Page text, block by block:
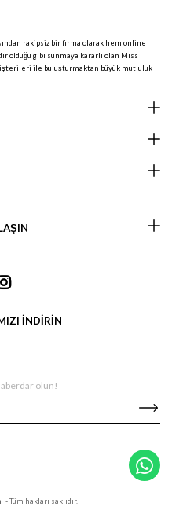
rakipsiz bir firma olarak hem online
olduğu gibi sunmaya kararlı olan Miss
ile buluşturmaktan büyük mutluluk
İNDİRİN
olun!
- Tüm hakları saklıdır.